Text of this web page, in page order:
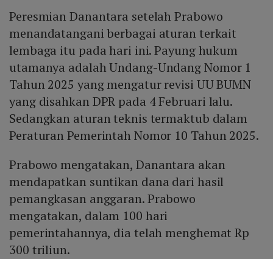
Peresmian Danantara setelah Prabowo
menandatangani berbagai aturan terkait
lembaga itu pada hari ini. Payung hukum
utamanya adalah Undang-Undang Nomor 1
Tahun 2025 yang mengatur revisi UU BUMN
yang disahkan DPR pada 4 Februari lalu.
Sedangkan aturan teknis termaktub dalam
Peraturan Pemerintah Nomor 10 Tahun 2025.
Prabowo mengatakan, Danantara akan
mendapatkan suntikan dana dari hasil
pemangkasan anggaran. Prabowo
mengatakan, dalam 100 hari
pemerintahannya, dia telah menghemat Rp
300 triliun.